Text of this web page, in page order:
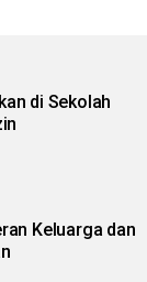
di Sekolah
Keluarga dan